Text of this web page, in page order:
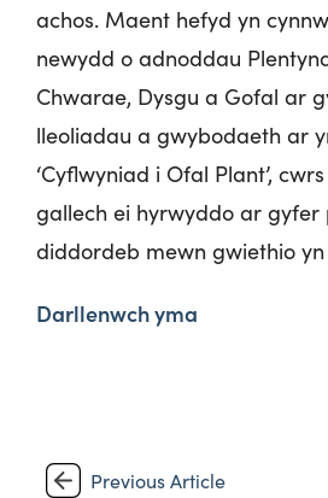
achos. Maent hefyd yn
newydd o adnoddau
Chwarae, Dysgu a Gofal ar
lleoliadau a gwybodaeth ar
‘Cyflwyniad i Ofal Plant’,
gallech ei hyrwyddo ar gyfer
diddordeb mewn gwiethio yn
Darllenwch yma
Previous Article